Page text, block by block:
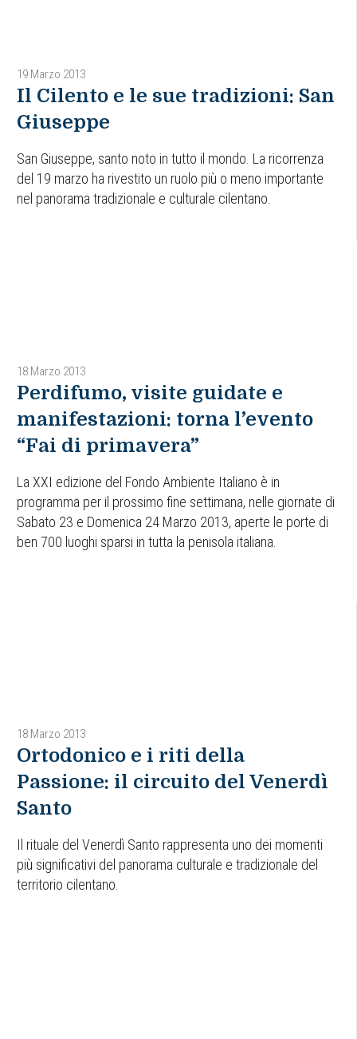
19 Marzo 2013
Il Cilento e le sue tradizioni: San
Giuseppe
San Giuseppe, santo noto in tutto il mondo. La ricorrenza
del 19 marzo ha rivestito un ruolo più o meno importante
nel panorama tradizionale e culturale cilentano.
18 Marzo 2013
Perdifumo, visite guidate e
manifestazioni: torna l’evento
“Fai di primavera”
La XXI edizione del Fondo Ambiente Italiano è in
programma per il prossimo fine settimana, nelle giornate di
Sabato 23 e Domenica 24 Marzo 2013, aperte le porte di
ben 700 luoghi sparsi in tutta la penisola italiana.
18 Marzo 2013
Ortodonico e i riti della
Passione: il circuito del Venerdì
Santo
Il rituale del Venerdì Santo rappresenta uno dei momenti
più significativi del panorama culturale e tradizionale del
territorio cilentano.